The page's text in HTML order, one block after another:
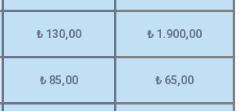
₺ 130,00 ₺ 1.900,00
₺ 85,00 ₺ 65,00